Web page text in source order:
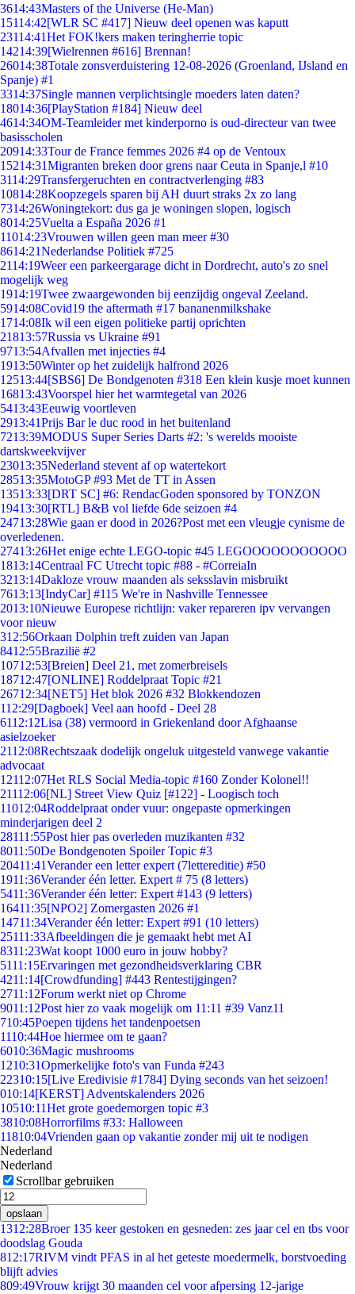
3614:43Masters of the Universe (He-Man)
15114:42[WLR SC #417] Nieuw deel openen was kaputt
23114:41Het FOK!kers maken teringherrie topic
14214:39[Wielrennen #616] Brennan!
26014:38Totale zonsverduistering 12-08-2026 (Groenland, IJsland en
Spanje) #1
3314:37Single mannen verplichtsingle moeders laten daten?
18014:36[PlayStation #184] Nieuw deel
4614:34OM-Teamleider met kinderporno is oud-directeur van twee
basisscholen
20914:33Tour de France femmes 2026 #4 op de Ventoux
15214:31Migranten breken door grens naar Ceuta in Spanje,l #10
3114:29Transfergeruchten en contractverlenging #83
10814:28Koopzegels sparen bij AH duurt straks 2x zo lang
7314:26Woningtekort: dus ga je woningen slopen, logisch
8014:25Vuelta a España 2026 #1
11014:23Vrouwen willen geen man meer #30
8614:21Nederlandse Politiek #725
2114:19Weer een parkeergarage dicht in Dordrecht, auto's zo snel
mogelijk weg
1914:19Twee zwaargewonden bij eenzijdig ongeval Zeeland.
5914:08Covid19 the aftermath #17 bananenmilkshake
1714:08Ik wil een eigen politieke partij oprichten
21813:57Russia vs Ukraine #91
9713:54Afvallen met injecties #4
1913:50Winter op het zuidelijk halfrond 2026
12513:44[SBS6] De Bondgenoten #318 Een klein kusje moet kunnen
16813:43Voorspel hier het warmtegetal van 2026
5413:43Eeuwig voortleven
2913:41Prijs Bar le duc rood in het buitenland
7213:39MODUS Super Series Darts #2: 's werelds mooiste
dartskweekvijver
23013:35Nederland stevent af op watertekort
28513:35MotoGP #93 Met de TT in Assen
13513:33[DRT SC] #6: RendacGoden sponsored by TONZON
19413:30[RTL] B&B vol liefde 6de seizoen #4
24713:28Wie gaan er dood in 2026?Post met een vleugje cynisme de
overledenen.
27413:26Het enige echte LEGO-topic #45 LEGOOOOOOOOOOO
1813:14Centraal FC Utrecht topic #88 - #CorreiaIn
3213:14Dakloze vrouw maanden als seksslavin misbruikt
7613:13[IndyCar] #115 We're in Nashville Tennessee
2013:10Nieuwe Europese richtlijn: vaker repareren ipv vervangen
voor nieuw
312:56Orkaan Dolphin treft zuiden van Japan
8412:55Brazilië #2
10712:53[Breien] Deel 21, met zomerbreisels
18712:47[ONLINE] Roddelpraat Topic #21
26712:34[NET5] Het blok 2026 #32 Blokkendozen
112:29[Dagboek] Veel aan hoofd - Deel 28
6112:12Lisa (38) vermoord in Griekenland door Afghaanse
asielzoeker
2112:08Rechtszaak dodelijk ongeluk uitgesteld vanwege vakantie
advocaat
12112:07Het RLS Social Media-topic #160 Zonder Kolonel!!
21112:06[NL] Street View Quiz [#122] - Loogisch toch
11012:04Roddelpraat onder vuur: ongepaste opmerkingen
minderjarigen deel 2
28111:55Post hier pas overleden muzikanten #32
8011:50De Bondgenoten Spoiler Topic #3
20411:41Verander een letter expert (7lettereditie) #50
1911:36Verander één letter. Expert # 75 (8 letters)
5411:36Verander één letter: Expert #143 (9 letters)
16411:35[NPO2] Zomergasten 2026 #1
14711:34Verander één letter: Expert #91 (10 letters)
25111:33Afbeeldingen die je gemaakt hebt met AI
8311:23Wat koopt 1000 euro in jouw hobby?
5111:15Ervaringen met gezondheidsverklaring CBR
4211:14[Crowdfunding] #443 Rentestijgingen?
2711:12Forum werkt niet op Chrome
9011:12Post hier zo vaak mogelijk om 11:11 #39 Vanz11
710:45Poepen tijdens het tandenpoetsen
1110:44Hoe hiermee om te gaan?
6010:36Magic mushrooms
1210:31Opmerkelijke foto's van Funda #243
22310:15[Live Eredivisie #1784] Dying seconds van het seizoen!
010:14[KERST] Adventskalenders 2026
10510:11Het grote goedemorgen topic #3
3810:08Horrorfilms #33: Halloween
11810:04Vrienden gaan op vakantie zonder mij uit te nodigen
Nederland
Nederland
Scrollbar gebruiken
opslaan
1312:28Broer 135 keer gestoken en gesneden: zes jaar cel en tbs voor
doodslag Gouda
812:17RIVM vindt PFAS in al het geteste moedermelk, borstvoeding
blijft advies
809:49Vrouw krijgt 30 maanden cel voor afpersing 12-jarige